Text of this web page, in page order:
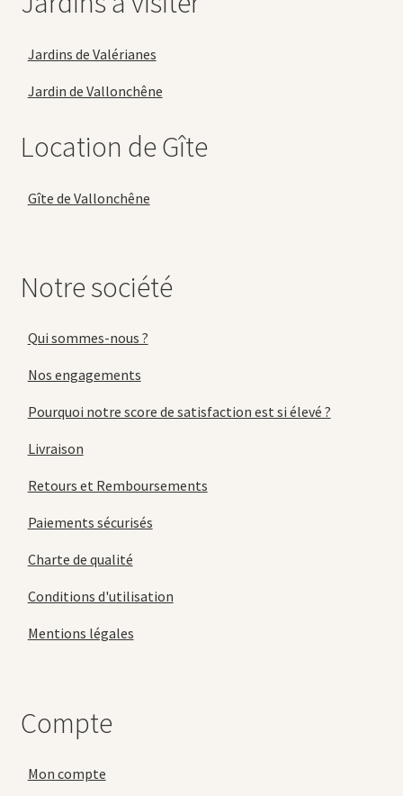
Jardins de Valérianes
Jardin de Vallonchêne
Location de Gîte
Gîte de Vallonchêne
Notre société
Qui sommes-nous ?
Nos engagements
Pourquoi notre score de satisfaction est si élevé ?
Livraison
Retours et Remboursements
Paiements sécurisés
Charte de qualité
Conditions d'utilisation
Mentions légales
Compte
Mon compte